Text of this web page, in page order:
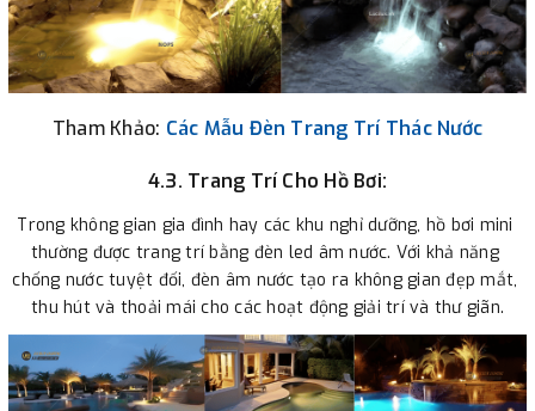
Tham Khảo: Các Mẫu Đèn Trang Trí Thác Nước
4.3. Trang Trí Cho Hồ Bơi:
Trong không gian gia đình hay các khu nghỉ dưỡng, hồ bơi mini
thường được trang trí bằng đèn led âm nước. Với khả năng
chống nước tuyệt đối, đèn âm nước tạo ra không gian đẹp mắt,
thu hút và thoải mái cho các hoạt động giải trí và thư giãn.